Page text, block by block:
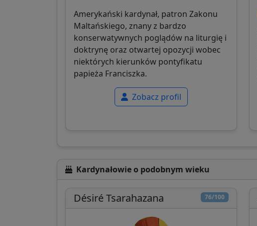
Amerykański kardynał, patron Zakonu
Maltańskiego, znany z bardzo
konserwatywnych poglądów na liturgię i
doktrynę oraz otwartej opozycji wobec
niektórych kierunków pontyfikatu
papieża Franciszka.
Zobacz profil
Kardynałowie o podobnym wieku
76/100
Désiré Tsarahazana